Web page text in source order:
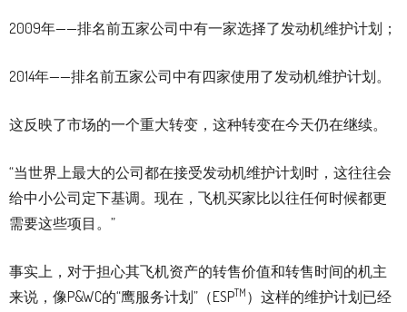
2009年——排名前五家公司中有一家选择了发动机维护计划；
2014年——排名前五家公司中有四家使用了发动机维护计划。
这反映了市场的一个重大转变，这种转变在今天仍在继续。
“当世界上最大的公司都在接受发动机维护计划时，这往往会
给中小公司定下基调。现在，飞机买家比以往任何时候都更
需要这些项目。”
事实上，对于担心其飞机资产的转售价值和转售时间的机主
来说，像P&WC的“鹰服务计划”（ESPTM ）这样的维护计划已经